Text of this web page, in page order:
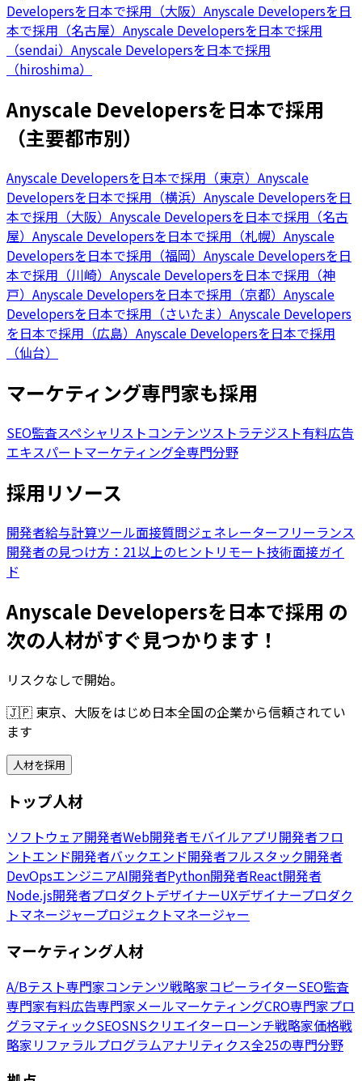
Developersを日本で採用（大阪） Anyscale Developersを日
本で採用（名古屋） Anyscale Developersを日本で採用
（sendai） Anyscale Developersを日本で採用
（hiroshima）
Anyscale Developersを日本で採用
（主要都市別）
Anyscale Developersを日本で採用（東京） Anyscale
Developersを日本で採用（横浜） Anyscale Developersを日
本で採用（大阪） Anyscale Developersを日本で採用（名古
屋） Anyscale Developersを日本で採用（札幌） Anyscale
Developersを日本で採用（福岡） Anyscale Developersを日
本で採用（川崎） Anyscale Developersを日本で採用（神
戸） Anyscale Developersを日本で採用（京都） Anyscale
Developersを日本で採用（さいたま） Anyscale Developers
を日本で採用（広島） Anyscale Developersを日本で採用
（仙台）
マーケティング専門家も採用
SEO監査スペシャリストコンテンツストラテジスト有料広告
エキスパートマーケティング全専門分野
採用リソース
開発者給与計算ツール面接質問ジェネレーターフリーランス
開発者の見つけ方：21以上のヒント リモート技術面接ガイ
ド
Anyscale Developersを日本で採用 の
次の人材がすぐ見つかります！
リスクなしで開始。
🇯🇵 東京、大阪をはじめ日本全国の企業から信頼されてい
ます
人材を採用
トップ人材
ソフトウェア開発者Web開発者モバイルアプリ開発者フロ
ントエンド開発者バックエンド開発者フルスタック開発者
DevOpsエンジニアAI開発者Python開発者React開発者
Node.js開発者プロダクトデザイナーUXデザイナープロダク
トマネージャープロジェクトマネージャー
マーケティング人材
A/Bテスト専門家コンテンツ戦略家コピーライターSEO監査
専門家有料広告専門家メールマーケティングCRO専門家プロ
グラマティックSEOSNSクリエイターローンチ戦略家価格戦
略家リファラルプログラムアナリティクス全25の専門分野